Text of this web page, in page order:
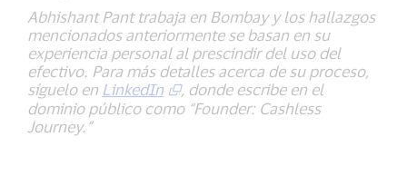
Abhishant Pant trabaja en Bombay y los hallazgos
mencionados anteriormente se basan en su
experiencia personal al prescindir del uso del
efectivo. Para más detalles acerca de su proceso,
síguelo en LinkedIn
, donde escribe en el
dominio público como “Founder: Cashless
Journey.”